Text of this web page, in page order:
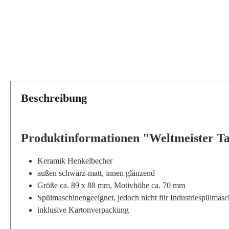
Beschreibung
Produktinformationen "Weltmeister
Keramik Henkelbecher
außen schwarz-matt, innen glänzend
Größe ca. 89 x 88 mm, Motivhöhe ca. 70 mm
Spülmaschinengeeignet, jedoch nicht für
inklusive Kartonverpackung